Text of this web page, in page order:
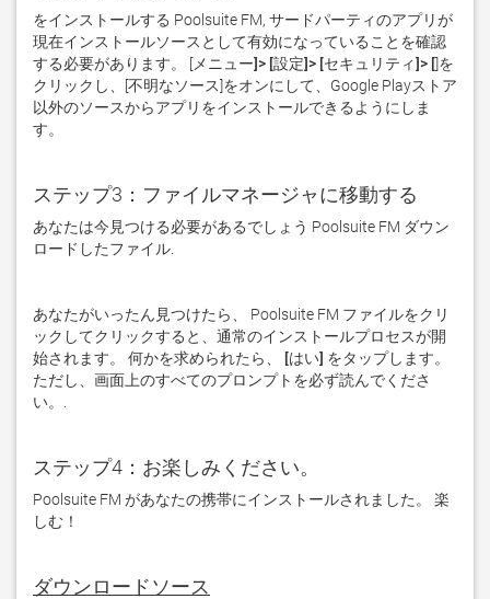
をインストールする Poolsuite FM, サードパーティのアプリが
現在インストールソースとして有効になっていることを確認
する必要があります。 [メニュー]> [設定]> [セキュリティ]> []を
クリックし、[不明なソース]をオンにして、Google Playストア
以外のソースからアプリをインストールできるようにしま
す。
ステップ3：ファイルマネージャに移動する
あなたは今見つける必要があるでしょう Poolsuite FM ダウン
ロードしたファイル.
あなたがいったん見つけたら、 Poolsuite FM ファイルをクリ
ックしてクリックすると、通常のインストールプロセスが開
始されます。 何かを求められたら、
[はい] をタップします。
ただし、画面上のすべてのプロンプトを必ず読んでくださ
い。.
ステップ4：お楽しみください。
Poolsuite FM があなたの携帯にインストールされました。 楽
しむ！
ダウンロードソース